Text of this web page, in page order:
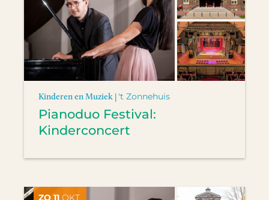
Kinderen en Muziek | 't Zonnehuis
Pianoduo Festival:
Kinderconcert
ZO 11 OKT.